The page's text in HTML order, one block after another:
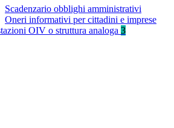
Scadenzario obblighi amministrativi
Oneri informativi per cittadini e imprese
OIV o struttura analoga 3